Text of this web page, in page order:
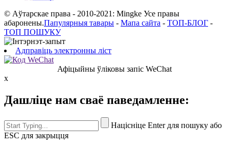
© Аўтарскае права - 2010-2021: Mingke Усе правы
абаронены.Папулярныя тавары - Мапа сайта - ТОП-БЛОГ -
ТОП ПОШУКУ
Адправіць электронны ліст
Афіцыйны ўліковы запіс WeChat
x
Дашліце нам сваё паведамленне:
Націсніце Enter для пошуку або
ESC для закрыцця